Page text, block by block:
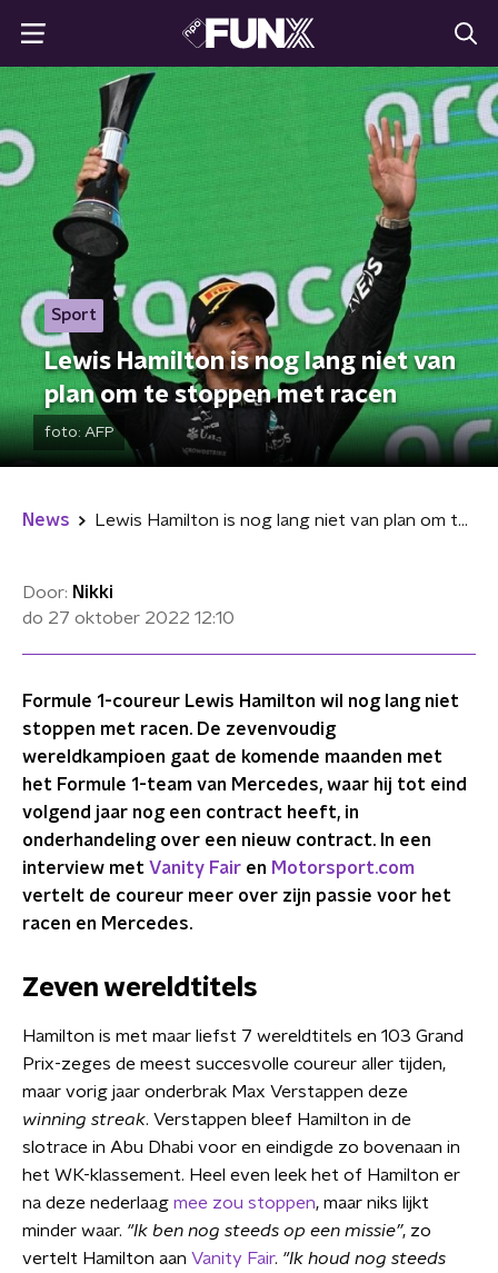
Sport
Lewis Hamilton is nog lang niet van
plan om te stoppen met racen
foto: AFP
News Lewis Hamilton is nog lang niet van plan om te stoppen met racen
Door: Nikki
do 27 oktober 2022 12:10
Formule 1-coureur Lewis Hamilton wil nog lang niet
stoppen met racen. De zevenvoudig
wereldkampioen gaat de komende maanden met
het Formule 1-team van Mercedes, waar hij tot eind
volgend jaar nog een contract heeft, in
onderhandeling over een nieuw contract. In een
interview met Vanity Fair en Motorsport.com
vertelt de coureur meer over zijn passie voor het
racen en Mercedes.
Zeven wereldtitels
Hamilton is met maar liefst 7 wereldtitels en 103 Grand
Prix-zeges de meest succesvolle coureur aller tijden,
maar vorig jaar onderbrak Max Verstappen deze
winning streak. Verstappen bleef Hamilton in de
slotrace in Abu Dhabi voor en eindigde zo bovenaan in
het WK-klassement. Heel even leek het of Hamilton er
na deze nederlaag mee zou stoppen, maar niks lijkt
minder waar. "Ik ben nog steeds op een missie”, zo
vertelt Hamilton aan Vanity Fair. "Ik houd nog steeds